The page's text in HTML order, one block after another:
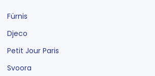
Fürnis
Djeco
Petit Jour Paris
Svoora